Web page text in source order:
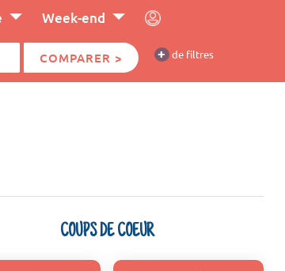
Week-end
COMPARER > + de filtres
COUPS DE COEUR